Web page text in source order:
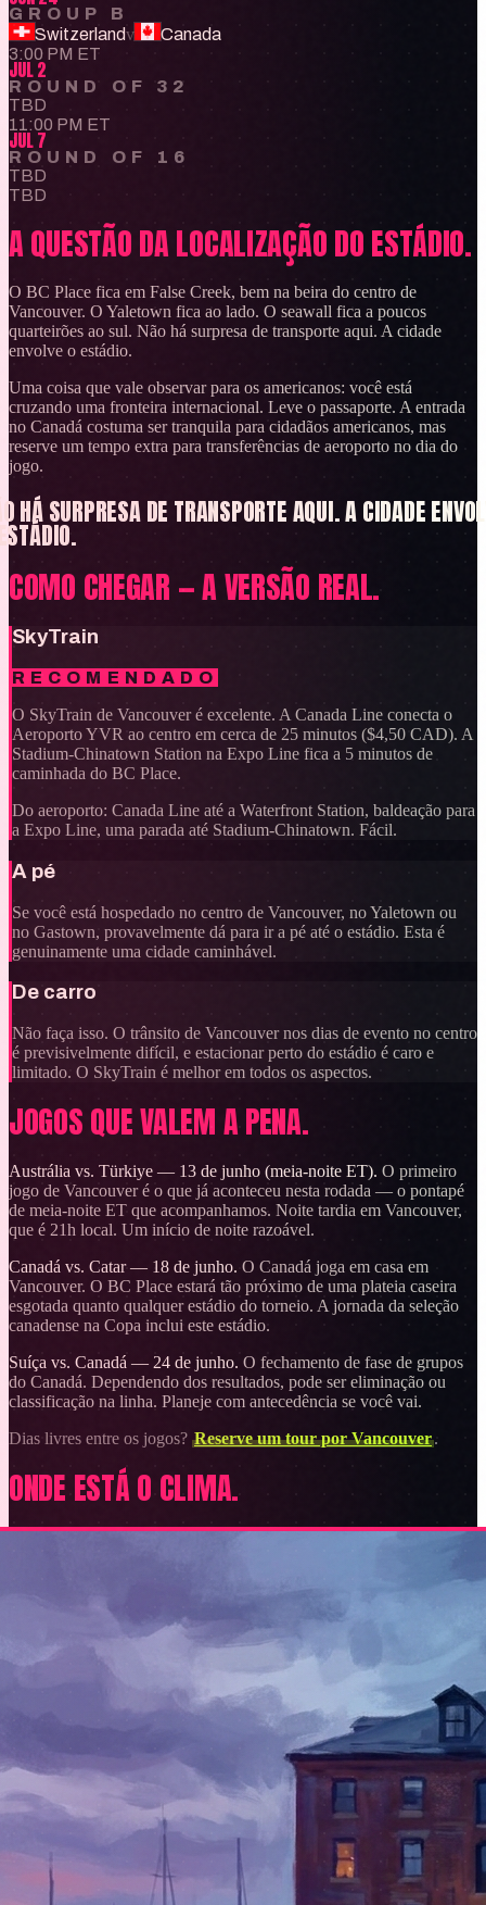
GROUP B
Switzerlandv
Canada
3:00 PM ET
JUL 2
ROUND OF 32
TBD
11:00 PM ET
JUL 7
ROUND OF 16
TBD
TBD
A QUESTÃO DA LOCALIZAÇÃO DO ESTÁDIO.
O BC Place fica em False Creek, bem na beira do centro de
Vancouver. O Yaletown fica ao lado. O seawall fica a poucos
quarteirões ao sul. Não há surpresa de transporte aqui. A cidade
envolve o estádio.
Uma coisa que vale observar para os americanos: você está
cruzando uma fronteira internacional. Leve o passaporte. A entrada
no Canadá costuma ser tranquila para cidadãos americanos, mas
reserve um tempo extra para transferências de aeroporto no dia do
jogo.
HÁ SURPRESA DE TRANSPORTE AQUI. A CIDADE
COMO CHEGAR — A VERSÃO REAL.
SkyTrain
RECOMENDADO
O SkyTrain de Vancouver é excelente. A Canada Line conecta o
Aeroporto YVR ao centro em cerca de 25 minutos ($4,50 CAD). A
Stadium-Chinatown Station na Expo Line fica a 5 minutos de
caminhada do BC Place.
Do aeroporto: Canada Line até a Waterfront Station, baldeação para
a Expo Line, uma parada até Stadium-Chinatown. Fácil.
A pé
Se você está hospedado no centro de Vancouver, no Yaletown ou
no Gastown, provavelmente dá para ir a pé até o estádio. Esta é
genuinamente uma cidade caminhável.
De carro
Não faça isso. O trânsito de Vancouver nos dias de evento no centro
é previsivelmente difícil, e estacionar perto do estádio é caro e
limitado. O SkyTrain é melhor em todos os aspectos.
JOGOS QUE VALEM A PENA.
Austrália vs. Türkiye — 13 de junho (meia-noite ET). O primeiro
jogo de Vancouver é o que já aconteceu nesta rodada — o pontapé
de meia-noite ET que acompanhamos. Noite tardia em Vancouver,
que é 21h local. Um início de noite razoável.
Canadá vs. Catar — 18 de junho. O Canadá joga em casa em
Vancouver. O BC Place estará tão próximo de uma plateia caseira
esgotada quanto qualquer estádio do torneio. A jornada da seleção
canadense na Copa inclui este estádio.
Suíça vs. Canadá — 24 de junho. O fechamento de fase de grupos
do Canadá. Dependendo dos resultados, pode ser eliminação ou
classificação na linha. Planeje com antecedência se você vai.
Dias livres entre os jogos? Reserve um tour por Vancouver.
ONDE ESTÁ O CLIMA.